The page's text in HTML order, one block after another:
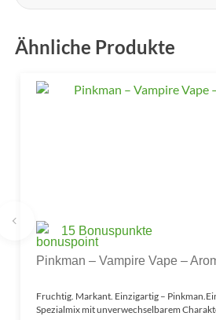
Ähnliche Produkte
15 Bonuspunkte
Pinkman – Vampire Vape –
Fruchtig. Markant. Einzigartig –
Spezialmix mit unverwechselbarem